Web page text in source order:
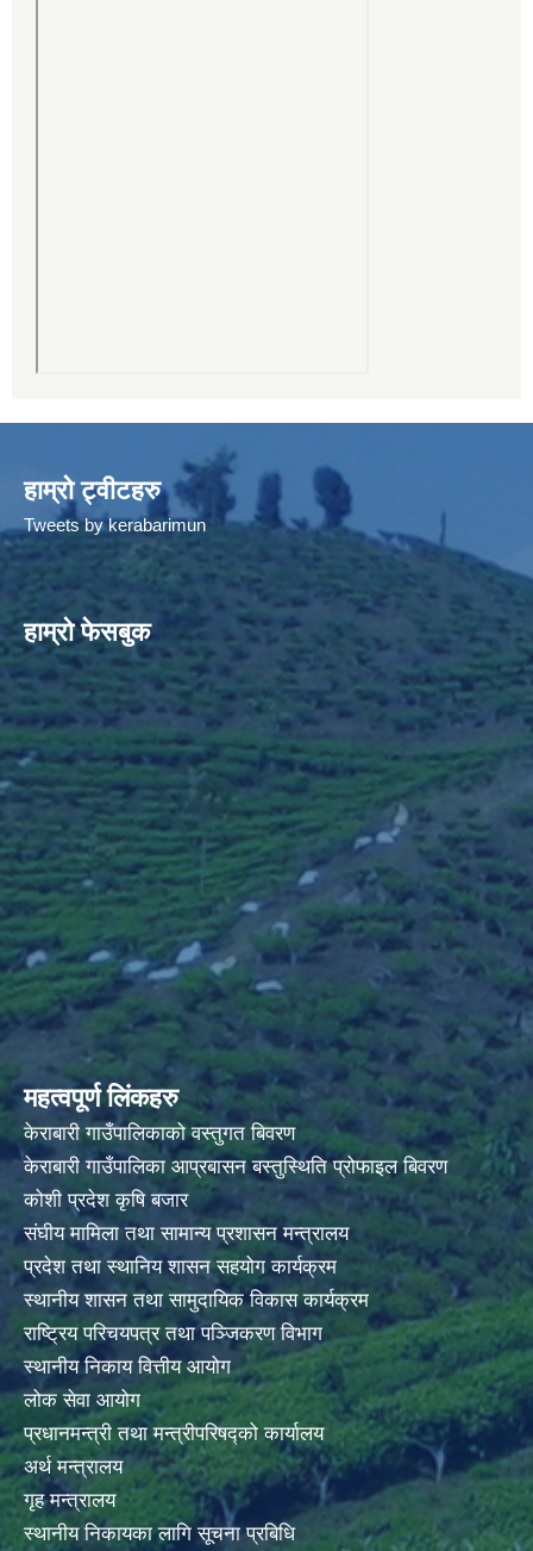
हाम्रो ट्वीटहरु
Tweets by kerabarimun
हाम्रो फेसबुक
महत्वपूर्ण लिंकहरु
केराबारी गाउँपालिकाको वस्तुगत बिवरण
केराबारी गाउँपालिका आप्रबासन बस्तुस्थिति प्रोफाइल बिवरण
कोशी प्रदेश कृषि बजार
संघीय मामिला तथा सामान्य प्रशासन मन्त्रालय
प्रदेश तथा स्थानिय शासन सहयोग कार्यक्रम
स्थानीय शासन तथा सामुदायिक विकास कार्यक्रम
राष्ट्रिय परिचयपत्र तथा पञ्जिकरण विभाग
स्थानीय निकाय वित्तीय आयोग
लोक सेवा आयोग
प्रधानमन्त्री तथा मन्त्रीपरिषद्को कार्यालय
अर्थ मन्त्रालय
गृह मन्त्रालय
स्थानीय निकायका लागि सूचना प्रबिधि